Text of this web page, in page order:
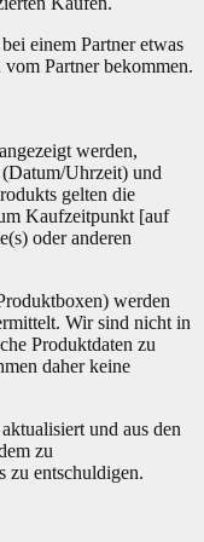
einem Partner etwas
Partner bekommen.
werden,
(Datum/Uhrzeit) und
gelten die
Kaufzeitpunkt [auf
oder anderen
werden
Wir sind nicht in
Produktdaten zu
daher keine
und aus den
zu
zu entschuldigen.